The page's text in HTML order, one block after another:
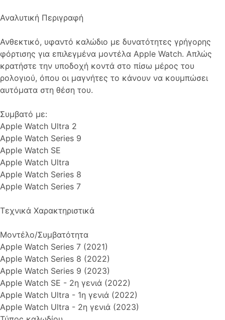
Αναλυτική Περιγραφή
Ανθεκτικό, υφαντό καλώδιο με δυνατότητες γρήγορης
φόρτισης για επιλεγμένα μοντέλα Apple Watch. Απλώς
κρατήστε την υποδοχή κοντά στο πίσω μέρος του
ρολογιού, όπου οι μαγνήτες το κάνουν να κουμπώσει
αυτόματα στη θέση του.
Συμβατό με:
Apple Watch Ultra 2
Apple Watch Series 9
Apple Watch SE
Apple Watch Ultra
Apple Watch Series 8
Apple Watch Series 7
Τεχνικά Χαρακτηριστικά
Μοντέλο/Συμβατότητα
Apple Watch Series 7 (2021)
Apple Watch Series 8 (2022)
Apple Watch Series 9 (2023)
Apple Watch SE - 2η γενιά (2022)
Apple Watch Ultra - 1η γενιά (2022)
Apple Watch Ultra - 2η γενιά (2023)